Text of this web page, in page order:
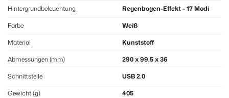
Hintergrundbeleuchtung
Regenbogen-Effekt - 17 Modi
Farbe
Weiß
Material
Kunststoff
Abmessungen (mm)
290 x 99.5 x 36
Schnittstelle
USB 2.0
Gewicht (g)
405